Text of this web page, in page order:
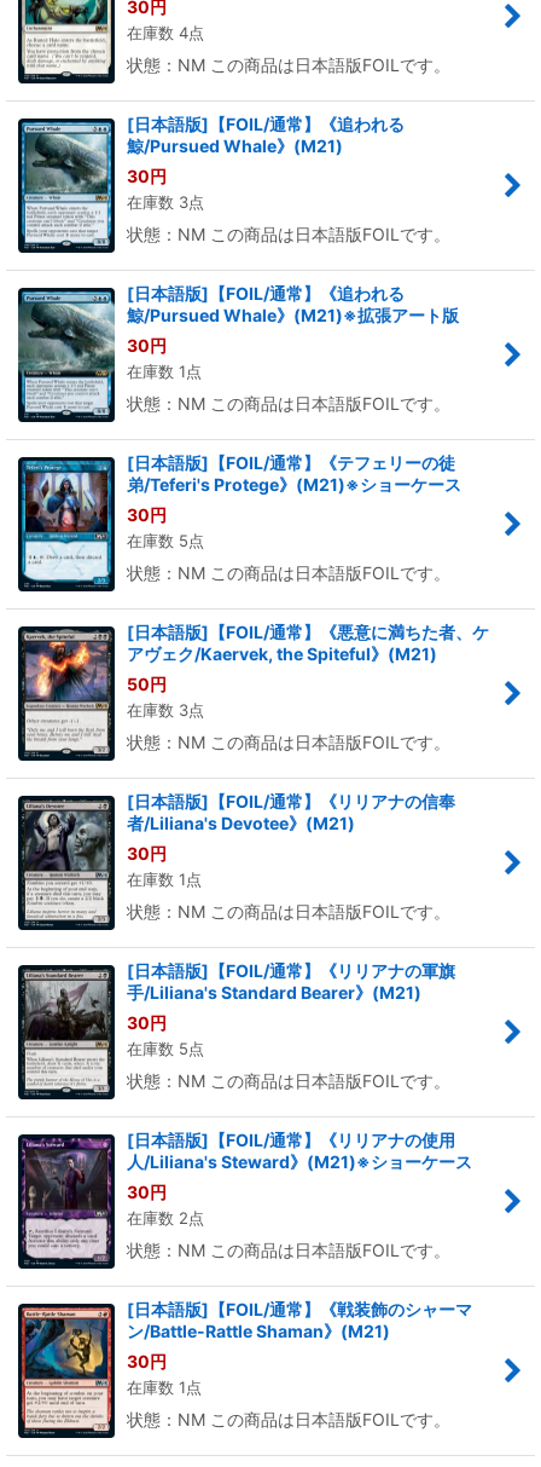
30円
在庫数 4点
状態：NM この商品は日本語版FOILです。
[日本語版]【FOIL/通常】《追われる
鯨/Pursued Whale》(M21)
30円
在庫数 3点
状態：NM この商品は日本語版FOILです。
[日本語版]【FOIL/通常】《追われる
鯨/Pursued Whale》(M21)※拡張アート版
30円
在庫数 1点
状態：NM この商品は日本語版FOILです。
[日本語版]【FOIL/通常】《テフェリーの徒
弟/Teferi's Protege》(M21)※ショーケース
30円
在庫数 5点
状態：NM この商品は日本語版FOILです。
[日本語版]【FOIL/通常】《悪意に満ちた者、ケ
アヴェク/Kaervek, the Spiteful》(M21)
50円
在庫数 3点
状態：NM この商品は日本語版FOILです。
[日本語版]【FOIL/通常】《リリアナの信奉
者/Liliana's Devotee》(M21)
30円
在庫数 1点
状態：NM この商品は日本語版FOILです。
[日本語版]【FOIL/通常】《リリアナの軍旗
手/Liliana's Standard Bearer》(M21)
30円
在庫数 5点
状態：NM この商品は日本語版FOILです。
[日本語版]【FOIL/通常】《リリアナの使用
人/Liliana's Steward》(M21)※ショーケース
30円
在庫数 2点
状態：NM この商品は日本語版FOILです。
[日本語版]【FOIL/通常】《戦装飾のシャーマ
ン/Battle-Rattle Shaman》(M21)
30円
在庫数 1点
状態：NM この商品は日本語版FOILです。